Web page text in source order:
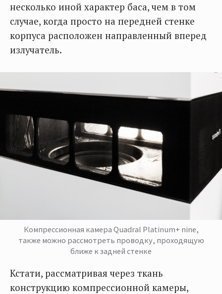
несколько иной характер баса, чем в том
случае, когда просто на передней стенке
корпуса расположен направленный вперед
излучатель.
Компрессионная камера Quadral Platinum+ nine,
также можно рассмотреть проводку, проходящую
ближе к задней стенке
Кстати, рассматривая через ткань
конструкцию компрессионной камеры,